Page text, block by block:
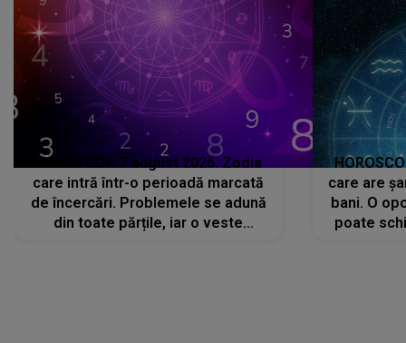
HOROSCOP 7 august 2026. Zodia
care intră într-o perioadă marcată
de încercări. Problemele se adună
din toate părțile, iar o veste
care are
bani. O
poate